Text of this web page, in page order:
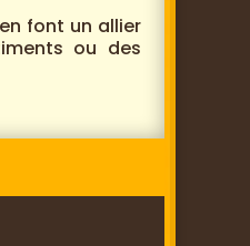
font un allier
ou des